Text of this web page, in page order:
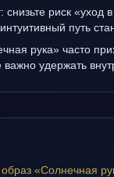
снизьте риск «уход
путь
рука» часто
удержать
«Солнечная